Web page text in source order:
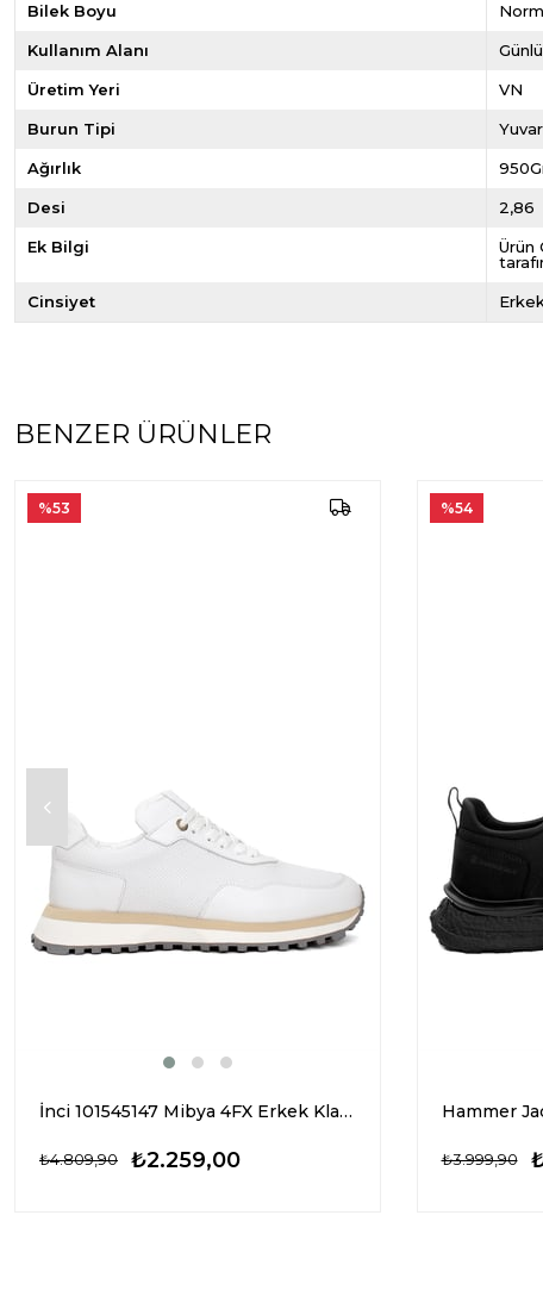
Bilek Boyu
Kullanım Alanı
Üretim Yeri VN
Burun Tipi
Ağırlık
Desi 2,86
Ek Bilgi
Ürün
Cinsiyet
BENZER ÜRÜNLER
İnci 101545147 Mibya 4FX Erkek Klasik Sneaker Beyaz
₺2.259,00
₺4.809,90
%53
₺3.999,90
%54